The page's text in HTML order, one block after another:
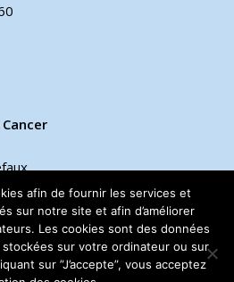
afin de fournir les services et
sur notre site et afin d’améliorer
Les cookies sont des données
sur votre ordinateur ou sur
sur ”J’accepte”, vous acceptez